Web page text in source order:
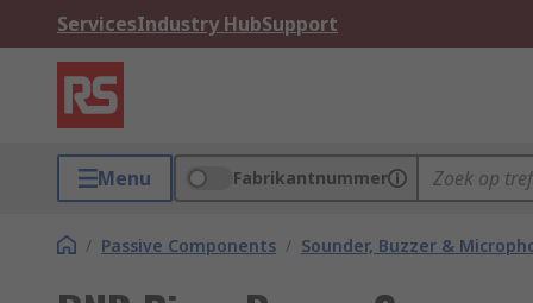
ServicesIndustry HubSupport
Menu Fabrikantnummer
/ Passive Components / Sounder, Buzzer &